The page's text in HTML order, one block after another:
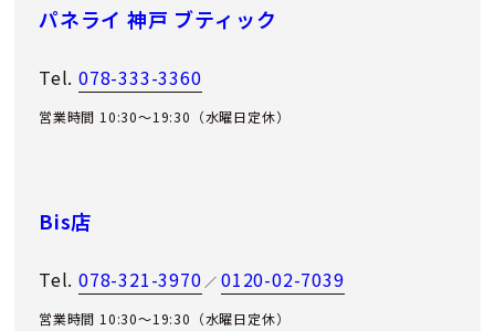
パネライ 神戸 ブティック
Tel. 078-333-3360
営業時間 10:30～19:30（水曜日定休）
Bis店
Tel. 078-321-3970 ／0120-02-7039
営業時間 10:30～19:30（水曜日定休）